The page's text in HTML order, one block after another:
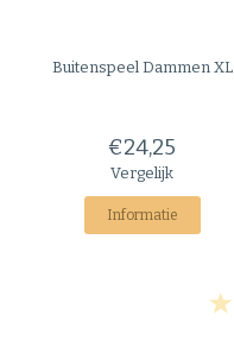
BuitenspeelDammen XL
€24,25
Vergelijk
Informatie